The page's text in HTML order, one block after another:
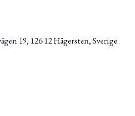
19, 126 12 Hägersten, Sverige